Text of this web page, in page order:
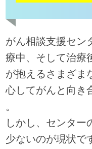
がん相談支援セン
療中、そして治療
が抱えるさまざま
心してがんと向き
。
しかし、センター
少ないのが現状で